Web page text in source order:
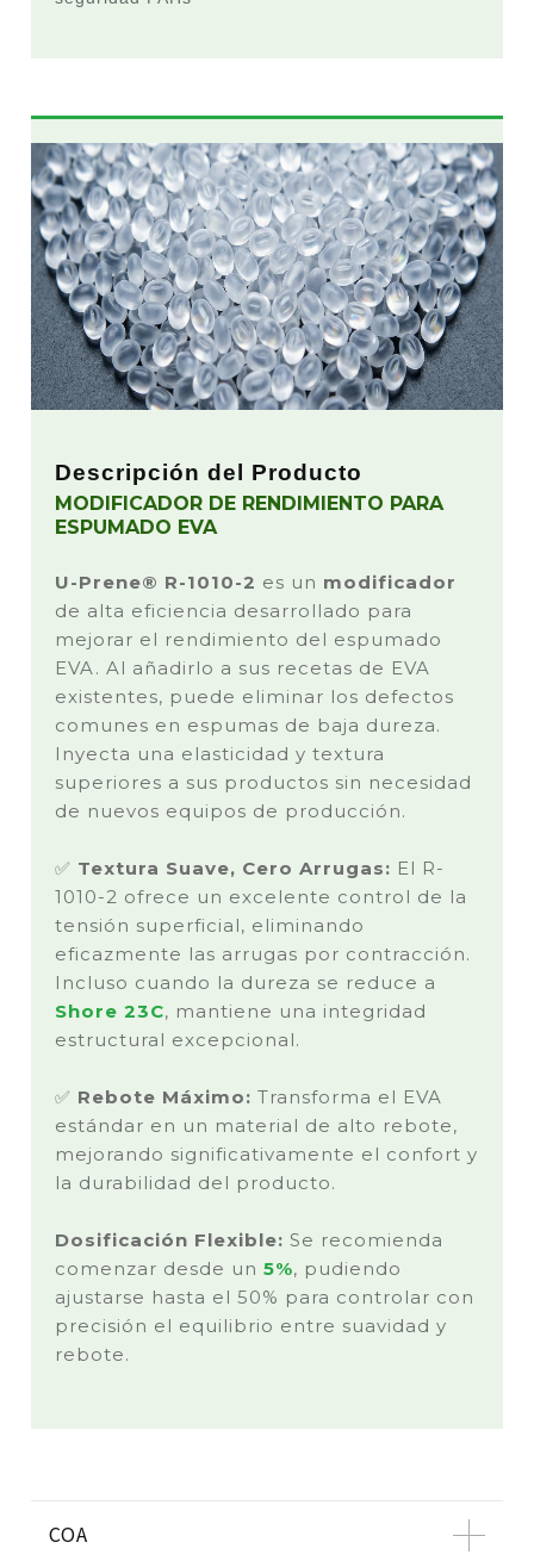
Descripción del Producto
MODIFICADOR DE RENDIMIENTO PARA
ESPUMADO EVA
U-Prene® R-1010-2 es un modificador
de alta eficiencia desarrollado para
mejorar el rendimiento del espumado
EVA. Al añadirlo a sus recetas de EVA
existentes, puede eliminar los defectos
comunes en espumas de baja dureza.
Inyecta una elasticidad y textura
superiores a sus productos sin necesidad
de nuevos equipos de producción.
✅ Textura Suave, Cero Arrugas: El R-
1010-2 ofrece un excelente control de la
tensión superficial, eliminando
eficazmente las arrugas por contracción.
Incluso cuando la dureza se reduce a
Shore 23C, mantiene una integridad
estructural excepcional.
✅ Rebote Máximo: Transforma el EVA
estándar en un material de alto rebote,
mejorando significativamente el confort y
la durabilidad del producto.
Dosificación Flexible: Se recomienda
comenzar desde un5%, pudiendo
ajustarse hasta el 50% para controlar con
precisión el equilibrio entre suavidad y
rebote.
COA